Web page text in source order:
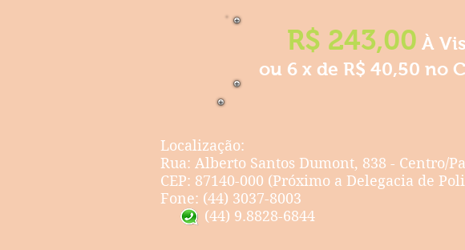
R$ 243,00 À
ou 6 x de R$ 40,50 no
Localização:
Rua: Alberto Santos Dumont, 838 - Centro/
CEP: 87140-000 (Próximo a Delegacia de
Fone: (44) 3037-8003
(44) 9.8828-6844